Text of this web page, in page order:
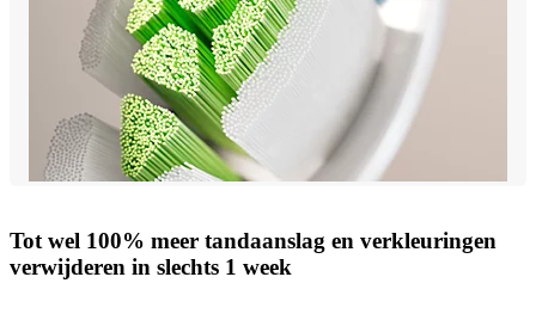
Tot wel 100% meer tandaanslag en verkleuringen
verwijderen in slechts 1 week